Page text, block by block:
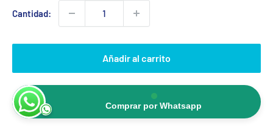
Cantidad:
Añadir al carrito
Comprar por Whatsapp